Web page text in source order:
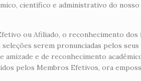
científico e administrativo do
ou Afiliado, o reconhecimento
serem pronunciadas pelos seus
e de reconhecimento
pelos Membros Efetivos, ora